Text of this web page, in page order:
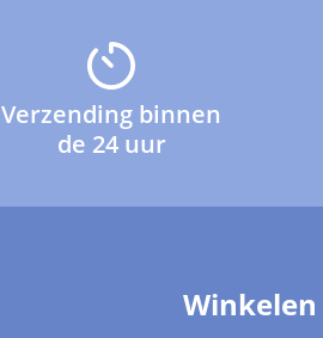
Verzending binnen
de 24 uur
Winkelen